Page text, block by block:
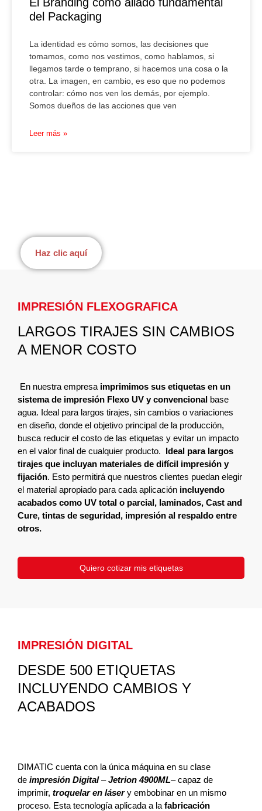
del Packaging
La identidad es cómo somos, las decisiones que
tomamos, como nos vestimos, como hablamos, si
llegamos tarde o temprano, si hacemos una cosa o la
otra. La imagen, en cambio, es eso que no podemos
controlar: cómo nos ven los demás, por ejemplo.
Somos dueños de las acciones que ven
Leer más »
Haz clic aquí
IMPRESIÓN FLEXOGRAFICA
LARGOS TIRAJES SIN CAMBIOS
A MENOR COSTO
En nuestra empresa imprimimos sus etiquetas en un
sistema de impresión Flexo UV y convencional base
agua. Ideal para largos tirajes, sin cambios o variaciones
en diseño, donde el objetivo principal de la producción,
busca reducir el costo de las etiquetas y evitar un impacto
en el valor final de cualquier producto. Ideal para largos
tirajes que incluyan materiales de difícil impresión y
fijación. Esto permitirá que nuestros clientes puedan elegir
el material apropiado para cada aplicación incluyendo
acabados como UV total o parcial, laminados, Cast and
Cure, tintas de seguridad, impresión al respaldo entre
otros.
Quiero cotizar mis etiquetas
IMPRESIÓN DIGITAL
DESDE 500 ETIQUETAS
INCLUYENDO CAMBIOS Y
ACABADOS
DIMATIC cuenta con la única máquina en su clase
de impresión Digital–Jetrion 4900ML– capaz de
imprimir, troquelar en lásery embobinar en un mismo
proceso. Esta tecnología aplicada a la fabricación